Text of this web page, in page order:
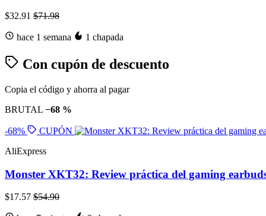
$32.91 $71.98
hace 1 semana 1 chapada
Con cupón de descuento
Copia el código y ahorra al pagar
BRUTAL −68 %
-68%
CUPÓN
AliExpress
Monster XKT32: Review práctica del gaming
$17.57 $54.90